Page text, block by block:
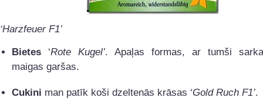
‘Harzfeuer F1’
Bietes‘Rote Kugel’. Apaļas formas, ar tumši
maigas garšas.
Cukini man patīk koši dzeltenās krāsas ‘Gold Ruch F1’.